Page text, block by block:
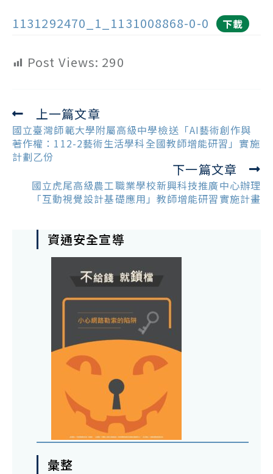
1131292470_1_1131008868-0-0
下載
Post Views: 290
Read
more
articles
上一篇文章
國立臺灣師範大學附屬高級中學檢送「AI藝術創作與
著作權：112-2藝術生活學科全國教師增能研習」實施
計劃乙份
下一篇文章
國立虎尾高級農工職業學校新興科技推廣中心辦理
「互動視覺設計基礎應用」教師增能研習實施計畫
資通安全宣導
彙整